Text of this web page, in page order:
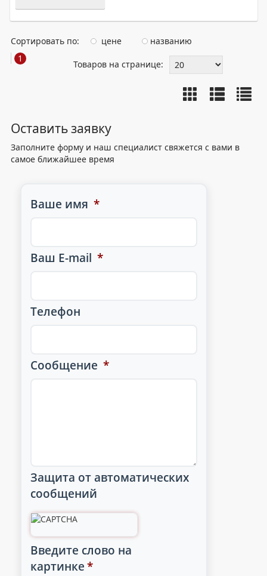
Сортировать по: цене
названию
1
Товаров на странице:
Оставить заявку
Заполните форму и наш специалист свяжется с вами в
самое ближайшее время
Ваше имя *
Ваш E-mail *
Телефон
Сообщение *
Защита от автоматических
сообщений
Введите слово на
картинке *